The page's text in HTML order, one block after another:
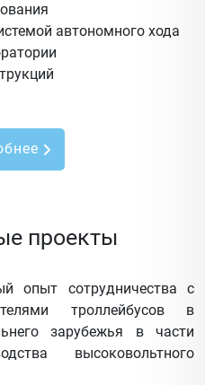
автономного хода
проекты
опыт сотрудничества с
троллейбусов в
зарубежья в части
высоковольтного